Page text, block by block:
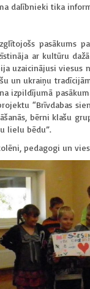
dalībnieki tika
pasākums
ar kultūru
uzaicinājusi viesus
un ukraiņu
izpildījumā
“Brīvdabas
bērni klašu
lielu bēdu”.
pedagogi un